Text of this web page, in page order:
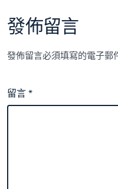
發佈留言
發佈留言必須填寫的電子郵
留言*